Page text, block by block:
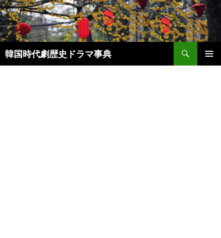
コ
ン
テ
ン
ツ
へ
韓国時代劇歴史ドラマ事典
検
索